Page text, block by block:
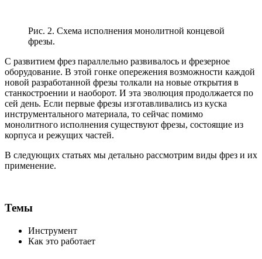
Рис. 2. Схема исполнения монолитной концевой
фрезы.
С развитием фрез параллельно развивалось и фрезерное
оборудование. В этой гонке опережения возможности каждой
новой разработанной фрезы толкали на новые открытия в
станкостроении и наоборот. И эта эволюция продолжается по
сей день. Если первые фрезы изготавливались из куска
инструментального материала, то сейчас помимо
монолитного исполнения существуют фрезы, состоящие из
корпуса и режущих частей.
В следующих статьях мы детально рассмотрим виды фрез и их
применение.
Темы
Инструмент
Как это работает